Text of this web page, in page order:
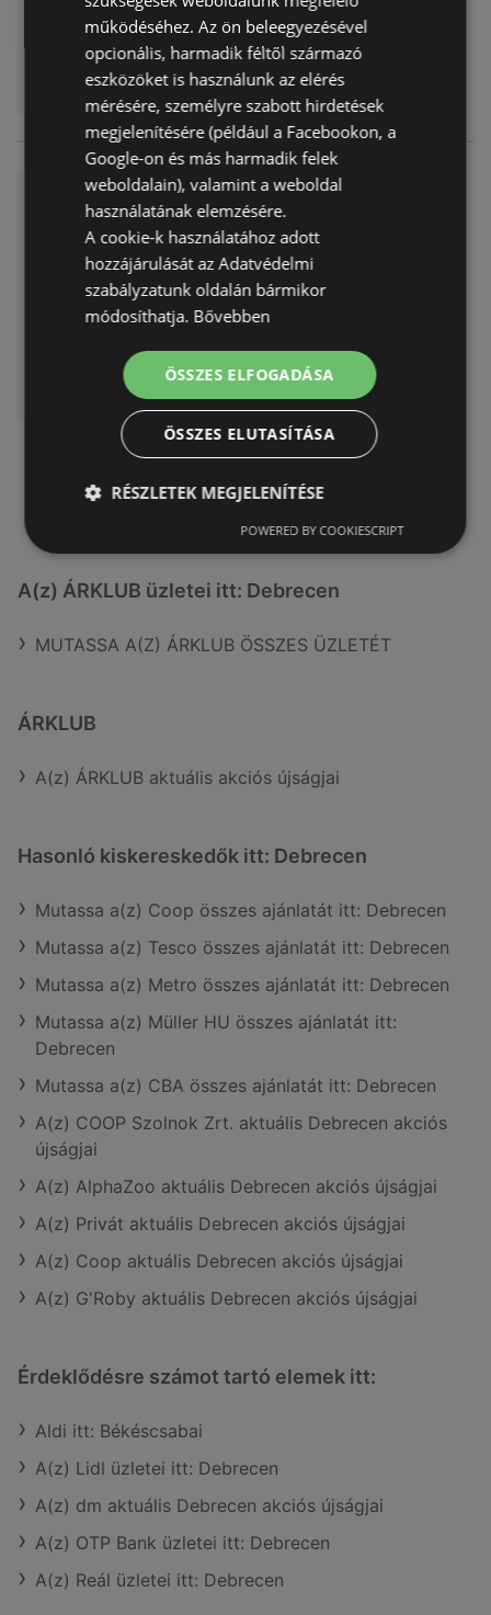
Arklub újság érvényessége 20
25.8.31ig-
Akciós újság már nem érvényes
Lejárat dátuma:
A(z) ÁRKLUB üzletei itt: Debrecen
MUTASSA A(Z) ÁRKLUB ÖSSZES ÜZLETÉT
ÁRKLUB
A(z) ÁRKLUB aktuális akciós újságjai
Hasonló kiskereskedők itt: Debrecen
Mutassa a(z) Coop összes ajánlatát itt: Debrecen
Mutassa a(z) Tesco összes ajánlatát itt: Debrecen
Mutassa a(z) Metro összes ajánlatát itt: Debrecen
Mutassa a(z) Müller HU összes ajánlatát itt:
Debrecen
Mutassa a(z) CBA összes ajánlatát itt: Debrecen
A(z) COOP Szolnok Zrt. aktuális Debrecen akciós
újságjai
A(z) AlphaZoo aktuális Debrecen akciós újságjai
A(z) Privát aktuális Debrecen akciós újságjai
A(z) Coop aktuális Debrecen akciós újságjai
A(z) G'Roby aktuális Debrecen akciós újságjai
Érdeklődésre számot tartó elemek itt:
Aldi itt: Békéscsabai
A(z) Lidl üzletei itt: Debrecen
A(z) dm aktuális Debrecen akciós újságjai
A(z) OTP Bank üzletei itt: Debrecen
A(z) Reál üzletei itt: Debrecen
működéséhez. Az ön beleegyezésével
opcionális, harmadik féltől származó
eszközöket is használunk az elérés
mérésére, személyre szabott hirdetések
megjelenítésére (például a Facebookon, a
Google-on és más harmadik felek
weboldalain), valamint a weboldal
használatának elemzésére.
A cookie-k használatához adott
hozzájárulását az Adatvédelmi
szabályzatunk oldalán bármikor
módosíthatja. Bővebben
ÖSSZES ELFOGADÁSA
ÖSSZES ELUTASÍTÁSA
RÉSZLETEK MEGJELENÍTÉSE
POWERED BY COOKIESCRIPT